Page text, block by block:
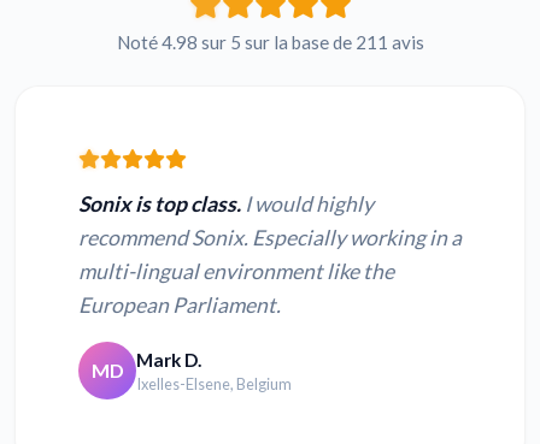
Noté 4.98 sur 5 sur la base de 211 avis
Sonix is top class. I would highly
recommend Sonix. Especially working in a
multi-lingual environment like the
European Parliament.
MD Mark D.
Ixelles-Elsene, Belgium